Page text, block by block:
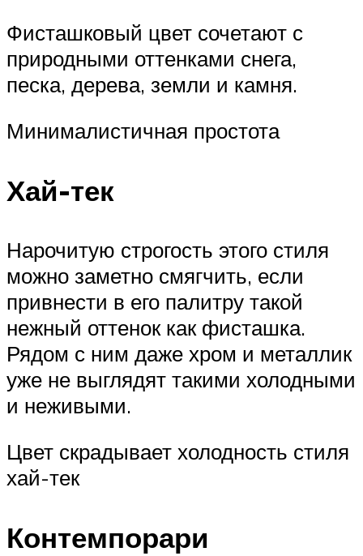
Фисташковый цвет сочетают с
природными оттенками снега,
песка, дерева, земли и камня.
Минималистичная простота
Хай-тек
Нарочитую строгость этого стиля
можно заметно смягчить, если
привнести в его палитру такой
нежный оттенок как фисташка.
Рядом с ним даже хром и металлик
уже не выглядят такими холодными
и неживыми.
Цвет скрадывает холодность стиля
хай-тек
Контемпорари